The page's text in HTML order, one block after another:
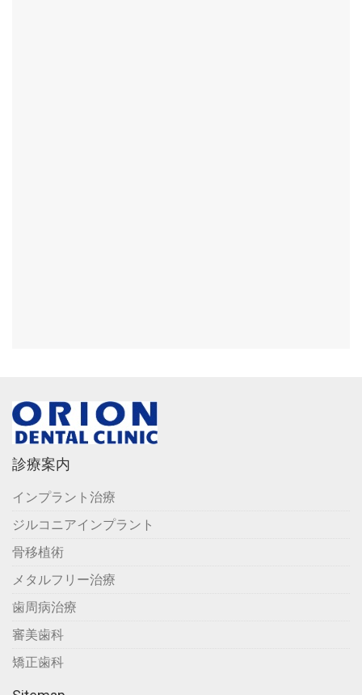
診療案内
インプラント治療
ジルコニアインプラント
骨移植術
メタルフリー治療
歯周病治療
審美歯科
矯正歯科